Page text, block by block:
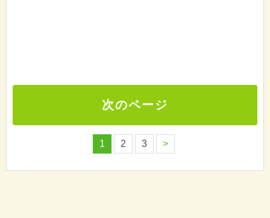
次のページ
1 2 3 >